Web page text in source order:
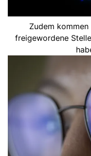
Zudem
freigewordene